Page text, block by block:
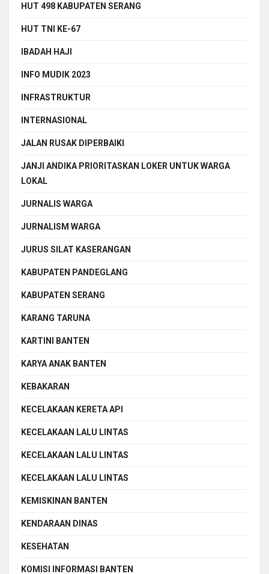
HUT 498 KABUPATEN SERANG
HUT TNI KE-67
IBADAH HAJI
INFO MUDIK 2023
INFRASTRUKTUR
INTERNASIONAL
JALAN RUSAK DIPERBAIKI
JANJI ANDIKA PRIORITASKAN LOKER UNTUK WARGA
LOKAL
JURNALIS WARGA
JURNALISM WARGA
JURUS SILAT KASERANGAN
KABUPATEN PANDEGLANG
KABUPATEN SERANG
KARANG TARUNA
KARTINI BANTEN
KARYA ANAK BANTEN
KEBAKARAN
KECELAKAAN KERETA API
KECELAKAAN LALU LINTAS
KECELAKAAN LALU LINTAS
KECELAKAAN LALU LINTAS
KEMISKINAN BANTEN
KENDARAAN DINAS
KESEHATAN
KOMISI INFORMASI BANTEN